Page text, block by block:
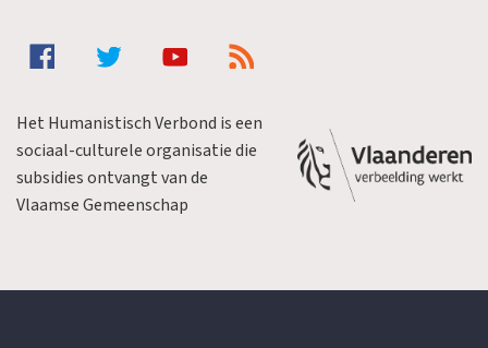
Het Humanistisch Verbond is een
sociaal-culturele organisatie die
subsidies ontvangt van de
Vlaamse Gemeenschap